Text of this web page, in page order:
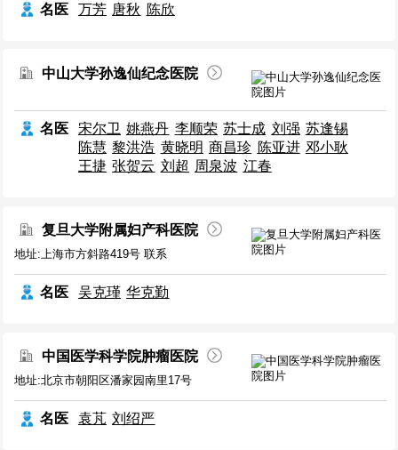
名医 万芳 唐秋 陈欣
中山大学孙逸仙纪念医院
名医 宋尔卫 姚燕丹 李顺荣 苏士成 刘强 苏逢锡
陈慧 黎洪浩 黄晓明 商昌珍 陈亚进 邓小耿
王捷 张贺云 刘超 周泉波 江春
复旦大学附属妇产科医院
地址:上海市方斜路419号 联系
名医 吴克瑾 华克勤
中国医学科学院肿瘤医院
地址:北京市朝阳区潘家园南里17号
名医 袁芃 刘绍严